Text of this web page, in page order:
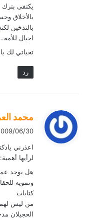
يكتفى بترك
بالأخلاق
بالتدخين
اجيال
تحياتي لك
رد
ل
محمد
2009/06/30 الساعة 9:37
اعذرني
لرأيها أهمية:
هل يوجد
وتمويه
كتابات
من ليس لهم
الحجيلان